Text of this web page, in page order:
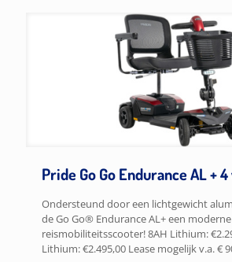
Pride Go Go Endurance AL +
Ondersteund door een lichtgewicht
de Go Go® Endurance AL+ een moderne
reismobiliteitsscooter! 8AH Lithium:
Lithium: €2.495,00 Lease mogelijk v.a. €